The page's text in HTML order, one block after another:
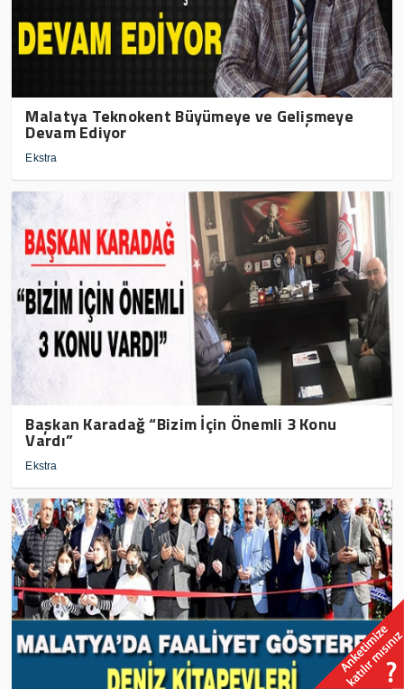
Malatya Teknokent Büyümeye ve Gelişmeye
Devam Ediyor
Ekstra
Başkan Karadağ “Bizim İçin Önemli 3 Konu
Vardı”
Ekstra